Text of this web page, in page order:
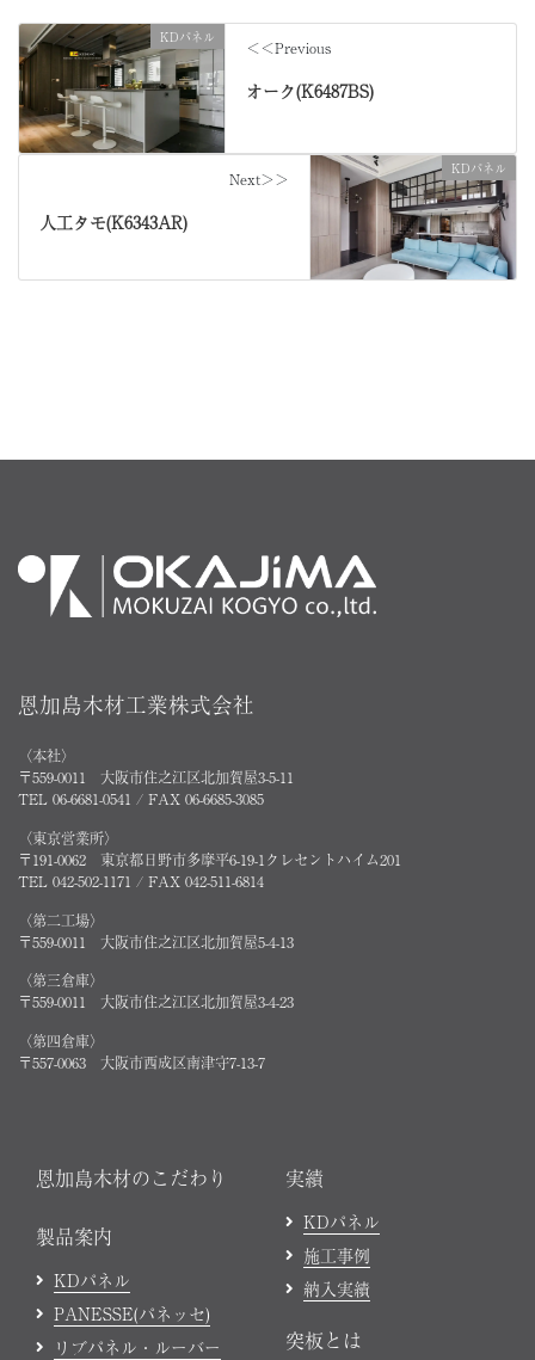
KDパネル
＜＜Previous
オーク(K6487BS)
KDパネル
Next＞＞
人工タモ(K6343AR)
恩加島木材工業株式会社
〈本社〉
〒559-0011 大阪市住之江区北加賀屋3-5-11
TEL 06-6681-0541 / FAX 06-6685-3085
〈東京営業所〉
〒191-0062 東京都日野市多摩平6-19-1クレセントハイム201
TEL 042-502-1171 / FAX 042-511-6814
〈第二工場〉
〒559-0011 大阪市住之江区北加賀屋5-4-13
〈第三倉庫〉
〒559-0011 大阪市住之江区北加賀屋3-4-23
〈第四倉庫〉
〒557-0063 大阪市西成区南津守7-13-7
恩加島木材のこだわり
製品案内
KDパネル
PANESSE(パネッセ)
リブパネル・ルーバー
実績
KDパネル
施工事例
納入実績
突板とは